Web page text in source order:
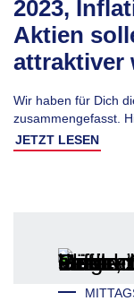
2023,
Aktien
attraktiver
Wir haben für Dich
zusammengefasst.
JETZT LESEN